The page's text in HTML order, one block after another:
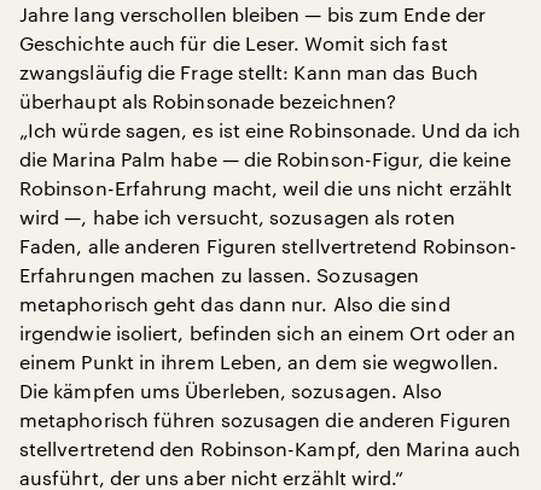
Jahre lang verschollen bleiben — bis zum Ende der
Geschichte auch für die Leser. Womit sich fast
zwangsläufig die Frage stellt: Kann man das Buch
überhaupt als Robinsonade bezeichnen?
„Ich würde sagen, es ist eine Robinsonade. Und da ich
die Marina Palm habe — die Robinson-Figur, die keine
Robinson-Erfahrung macht, weil die uns nicht erzählt
wird —, habe ich versucht, sozusagen als roten
Faden, alle anderen Figuren stellvertretend Robinson-
Erfahrungen machen zu lassen. Sozusagen
metaphorisch geht das dann nur. Also die sind
irgendwie isoliert, befinden sich an einem Ort oder an
einem Punkt in ihrem Leben, an dem sie wegwollen.
Die kämpfen ums Überleben, sozusagen. Also
metaphorisch führen sozusagen die anderen Figuren
stellvertretend den Robinson-Kampf, den Marina auch
ausführt, der uns aber nicht erzählt wird.“